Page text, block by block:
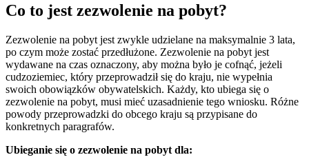
Co to jest zezwolenie na pobyt?
Zezwolenie na pobyt jest zwykle udzielane na maksymalnie 3 lata,
po czym może zostać przedłużone. Zezwolenie na pobyt jest
wydawane na czas oznaczony, aby można było je cofnąć, jeżeli
cudzoziemiec, który przeprowadził się do kraju, nie wypełnia
swoich obowiązków obywatelskich. Każdy, kto ubiega się o
zezwolenie na pobyt, musi mieć uzasadnienie tego wniosku. Różne
powody przeprowadzki do obcego kraju są przypisane do
konkretnych paragrafów.
Ubieganie się o zezwolenie na pobyt dla: